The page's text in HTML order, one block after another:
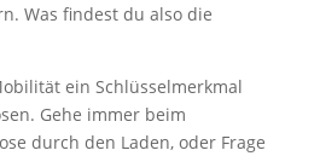
Was findest du also die
ein Schlüsselmerkmal
Gehe immer beim
durch den Laden, oder Frage